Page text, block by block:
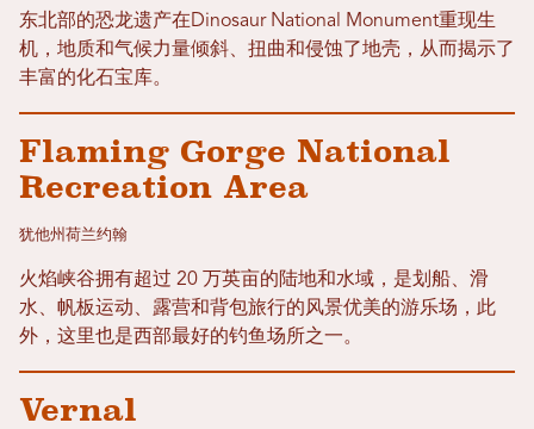
东北部的恐龙遗产在Dinosaur National Monument重现生
机，地质和气候力量倾斜、扭曲和侵蚀了地壳，从而揭示了
丰富的化石宝库。
Flaming Gorge National
Recreation Area
犹他州荷兰约翰
火焰峡谷拥有超过 20 万英亩的陆地和水域，是划船、滑
水、帆板运动、露营和背包旅行的风景优美的游乐场，此
外，这里也是西部最好的钓鱼场所之一。
Vernal